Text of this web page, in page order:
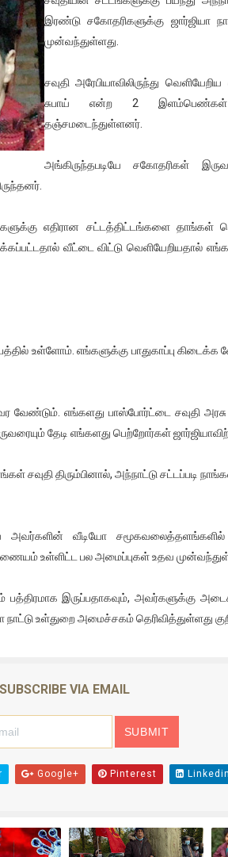
படித்த மாணவர்கள் தொடர்பில்
இலங்கைத் தமிழ் குடும்பம்!!
: ரஜினிக்காக இலங்கை பாடலாசிரியர்
- கொதித்தெழுந்த
கூடிய இடங்கள்...
செய்த முதியவருக்கு வழங்கப்பட்ட
அதிரடி உத்தரவு!
கேணல் சங்கர் ஆகியோரின்
(படங்கள், விடியோ)
பொதுச் சபை கூட்டத்தில் இன்று உரை
அதிக காலெக்ஷன் செய்த
இரண்டு சகோதரிகளுக்கு ஜார்ஜியா
முன்வந்துள்ளது.
சவுதி அரேபியாவிலிருந்து
சுபாய் என்ற 2 இளம்பெண்கள்
தஞ்சமடைந்துள்ளனர்.
அங்கிருந்தபடியே சகோதரிகள்
எதிரான சட்டத்திட்டங்களை தாங்கள்
வீட்டை விட்டு வெளியேறியதால்
உள்ளோம். எங்களுக்கு பாதுகாப்பு
எங்களது பாஸ்போர்ட்டை சவுதி அரசு
தேடி எங்களது பெற்றோர்கள்
திரும்பினால், அந்நாட்டு சட்டப்படி
அவர்களின் வீடியோ
உள்ளிட்ட பல அமைப்புகள் உதவ
பத்திரமாக இருப்பதாகவும், அவர்களுக்கு
உள்துறை அமைச்சகம் தெரிவித்துள்ளது
SUBSCRIBE VIA EMAIL
Google+ Pinterest Linkedin